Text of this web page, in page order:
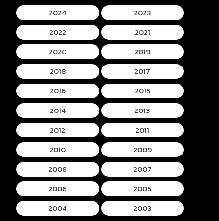
2024
2023
2022
2021
2020
2019
2018
2017
2016
2015
2014
2013
2012
2011
2010
2009
2008
2007
2006
2005
2004
2003